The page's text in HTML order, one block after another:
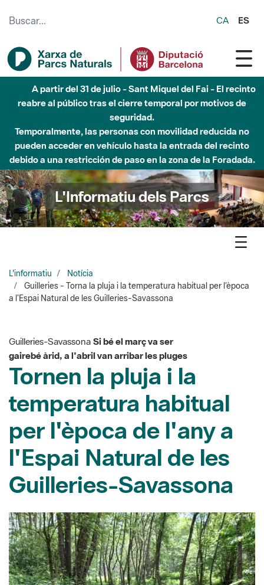
CA ES
Hasta diciembre de 2026 - Parque Fluvial Besós -
Afectaciones en el cauce del Parque Fluvial del Besòs debido
a obras de construcción de una pasarela sobre el río
L'Informatiu dels Parcs
L'informatiu
Notícia
Guilleries - Torna la pluja i la temperatura habitual per l’època
Guilleries-SavassonaSi bé el març va ser
Tornen la pluja i la
temperatura habitual
per l'època de l'any a
l'Espai Natural de les
Guilleries-Savassona